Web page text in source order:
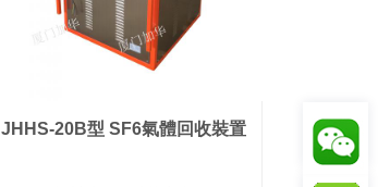
JHHS-20B型 SF6氣體回收裝置